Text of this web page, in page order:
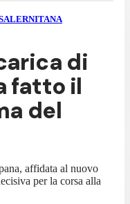
di
fatto il
del
affidata al nuovo
per la corsa alla